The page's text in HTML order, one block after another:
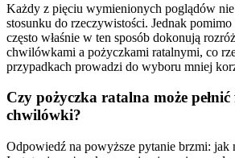
Każdy z pięciu wymienionych poglądów
stosunku do rzeczywistości. Jednak
często właśnie w ten sposób dokonują
chwilówkami a pożyczkami ratalnymi, co
przypadkach prowadzi do wyboru mniej
Czy pożyczka ratalna może
chwilówki?
Odpowiedź na powyższe pytanie brzmi: jak